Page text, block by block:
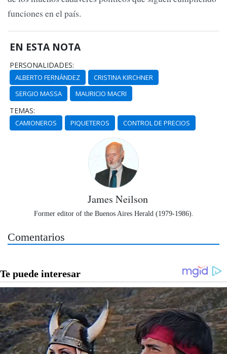
funciones en el país.
EN ESTA NOTA
PERSONALIDADES:
ALBERTO FERNÁNDEZ
CRISTINA KIRCHNER
SERGIO MASSA
MAURICIO MACRI
TEMAS:
CAMIONEROS PIQUETEROS CONTROL DE PRECIOS
James Neilson
Former editor of the Buenos Aires Herald (1979-1986).
Comentarios